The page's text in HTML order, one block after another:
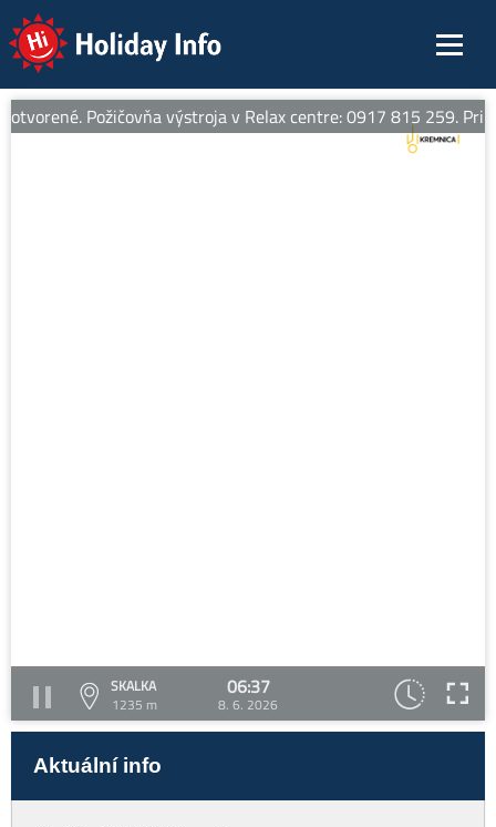
Holiday Info
Požičovňa výstroja v Relax centre: 0917 815 259. Pri
SKALKA
1235 m
06:37
8. 6. 2026
Aktuální info